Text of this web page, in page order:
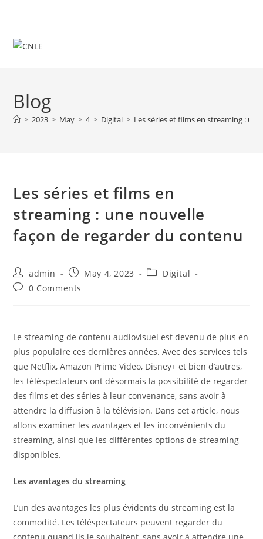
content
Blog
> 2023 > May > 4 > Digital > Les séries et films en streaming :
Les séries et films en
streaming : une nouvelle
façon de regarder du contenu
Post
author:
admin
Post
published:
May 4, 2023
PostDigital
Post0 Comments
Le streaming de contenu audiovisuel est devenu de plus en
plus populaire ces dernières années. Avec des services tels
que Netflix, Amazon Prime Video, Disney+ et bien d’autres,
les téléspectateurs ont désormais la possibilité de regarder
des films et des séries à leur convenance, sans avoir à
attendre la diffusion à la télévision. Dans cet article, nous
allons examiner les avantages et les inconvénients du
streaming, ainsi que les différentes options de streaming
disponibles.
Les avantages du streaming
L’un des avantages les plus évidents du streaming est la
commodité. Les téléspectateurs peuvent regarder du